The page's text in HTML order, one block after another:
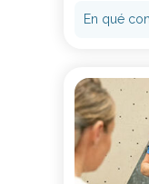
En qué